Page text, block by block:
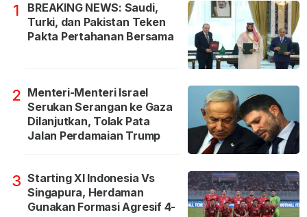
1
BREAKING NEWS: Saudi,
Turki, dan Pakistan Teken
Pakta Pertahanan Bersama
2 Menteri-Menteri Israel
Serukan Serangan ke Gaza
Dilanjutkan, Tolak Pata
Jalan Perdamaian Trump
3 Starting XI Indonesia Vs
Singapura, Herdaman
Gunakan Formasi Agresif 4-